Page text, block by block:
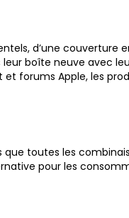
d’une couverture
leur boîte neuve avec
forums Apple, les
toutes les
pour les